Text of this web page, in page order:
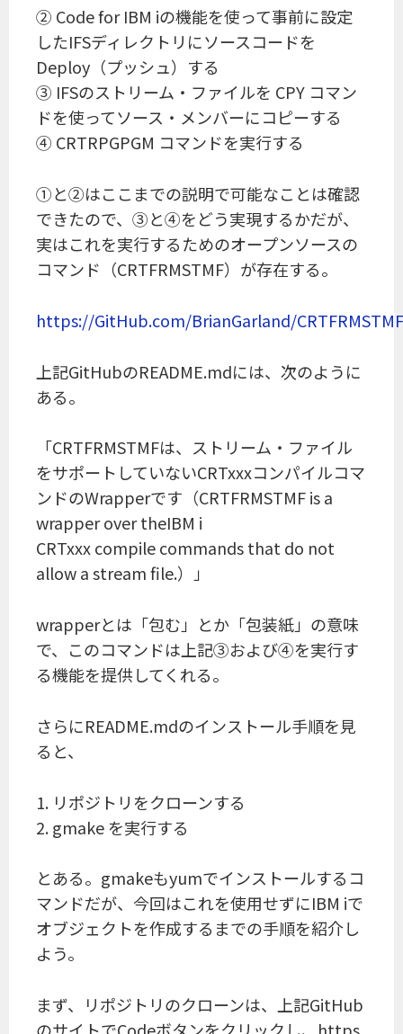
② Code for IBM iの機能を使って事前に設定
したIFSディレクトリにソースコードを
Deploy（プッシュ）する
③ IFSのストリーム・ファイルを CPY コマン
ドを使ってソース・メンバーにコピーする
④ CRTRPGPGM コマンドを実行する
①と②はここまでの説明で可能なことは確認
できたので、③と④をどう実現するかだが、
実はこれを実行するためのオープンソースの
コマンド（CRTFRMSTMF）が存在する。
https://GitHub.com/BrianGarland/CRTFRMSTMF
上記GitHubのREADME.mdには、次のように
ある。
「CRTFRMSTMFは、ストリーム・ファイル
をサポートしていないCRTxxxコンパイルコマ
ンドのWrapperです（CRTFRMSTMF is a
wrapper over theIBM i
CRTxxx compile commands that do not
allow a stream file.）」
wrapperとは「包む」とか「包装紙」の意味
で、このコマンドは上記③および④を実行す
る機能を提供してくれる。
さらにREADME.mdのインストール手順を見
ると、
1. リポジトリをクローンする
2. gmake を実行する
とある。gmakeもyumでインストールするコ
マンドだが、今回はこれを使用せずにIBM iで
オブジェクトを作成するまでの手順を紹介し
よう。
まず、リポジトリのクローンは、上記GitHub